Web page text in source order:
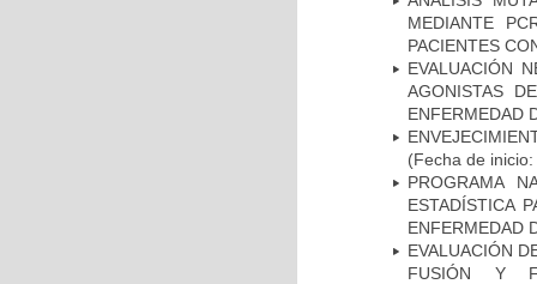
MEDIANTE
PACIENTES
EVALUACIÓN
AGONISTAS
ENFERMEDAD
(Fecha de
PROGRAMA
ESTADÍSTICA
ENFERMEDAD
EVALUACIÓN
FUSIÓN Y